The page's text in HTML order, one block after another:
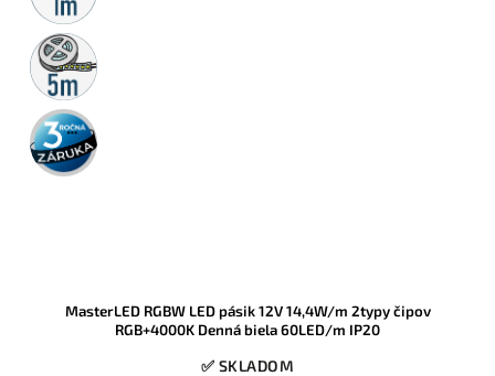
5m
rolka
3 roky
záruka
MasterLED RGBW LED pásik 12V 14,4W/m 2typy čipov
RGB+4000K Denná biela 60LED/m IP20
✅ SKLADOM